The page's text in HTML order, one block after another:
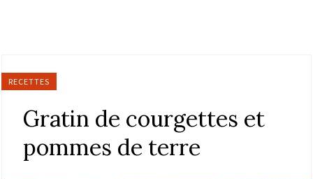
RECETTES
Gratin de courgettes et
pommes de terre